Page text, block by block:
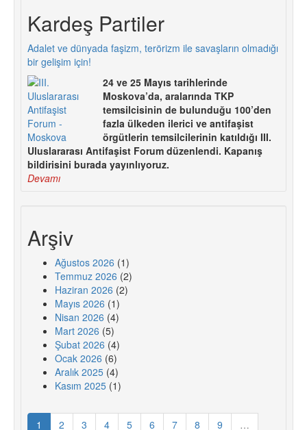
Kardeş Partiler
Adalet ve dünyada faşizm, terörizm ile savaşların olmadığı
bir gelişim için!
24 ve 25 Mayıs tarihlerinde
Moskova’da, aralarında TKP
temsilcisinin de bulunduğu 100’den
fazla ülkeden ilerici ve antifaşist
örgütlerin temsilcilerinin katıldığı III.
Uluslararası Antifaşist Forum düzenlendi. Kapanış
bildirisini burada yayınlıyoruz.
Devamı
Arşiv
Ağustos 2026 (1)
Temmuz 2026 (2)
Haziran 2026 (2)
Mayıs 2026 (1)
Nisan 2026 (4)
Mart 2026 (5)
Şubat 2026 (4)
Ocak 2026 (6)
Aralık 2025 (4)
Kasım 2025 (1)
1 2 3 4 5 6 7 8 9
…